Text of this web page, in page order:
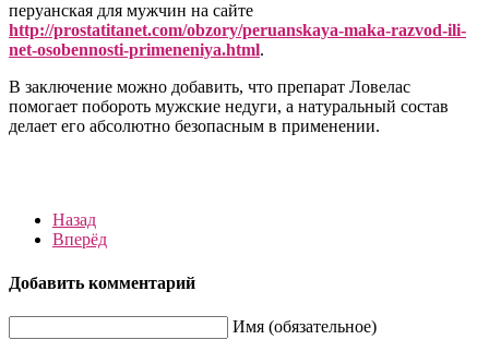
перуанская для мужчин на сайте
http://prostatitanet.com/obzory/peruanskaya-maka-razvod-ili-
net-osobennosti-primeneniya.html.
В заключение можно добавить, что препарат Ловелас
помогает побороть мужские недуги, а натуральный состав
делает его абсолютно безопасным в применении.
Назад
Вперёд
Добавить комментарий
Имя (обязательное)